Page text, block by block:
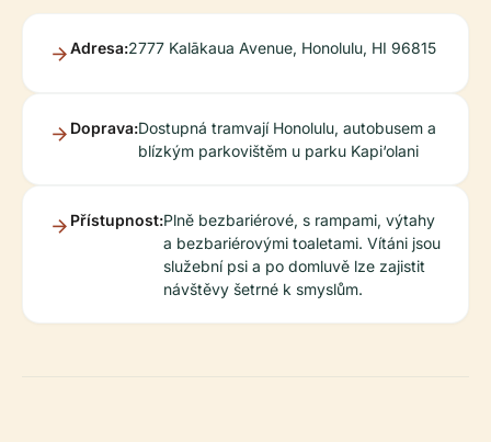
Adresa:2777 Kalākaua Avenue, Honolulu, HI 96815
Doprava:Dostupná tramvají Honolulu, autobusem a
blízkým parkovištěm u parku Kapi‘olani
Přístupnost:Plně bezbariérové, s rampami, výtahy
a bezbariérovými toaletami. Vítáni jsou
služební psi a po domluvě lze zajistit
návštěvy šetrné k smyslům.